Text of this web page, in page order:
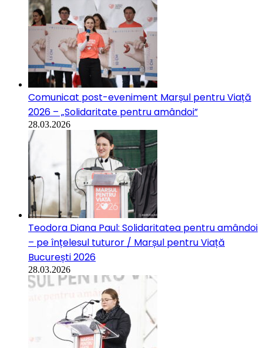
Comunicat post-eveniment Marșul pentru Viață
2026 – „Solidaritate pentru amândoi”
28.03.2026
Teodora Diana Paul: Solidaritatea pentru amândoi
– pe înțelesul tuturor / Marșul pentru Viață
București 2026
28.03.2026